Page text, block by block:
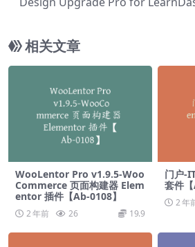
相关文章
WooLentor Pro v1.9.5-Woo
Commerce 页面构建器 Elem
entor 插件【Ab-0108】
2 年前 26 19.9
门户-
套件【
2 年